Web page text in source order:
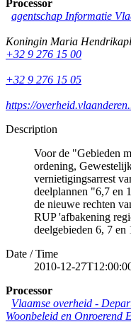
Processor
agentschap Informatie
Koningin Maria
+32 9 276 15 00
+32 9 276 15 05
https://
Description
Voor de "Gebieden
ordening,
vernietigingsarrest
deelplannen "6,7 en
de nieuwe rechten
RUP 'afbakening
deelgebieden 6, 7 en
Date / Time
2010-12-
Processor
Vlaamse overheid -
Woonbeleid en Onroerend